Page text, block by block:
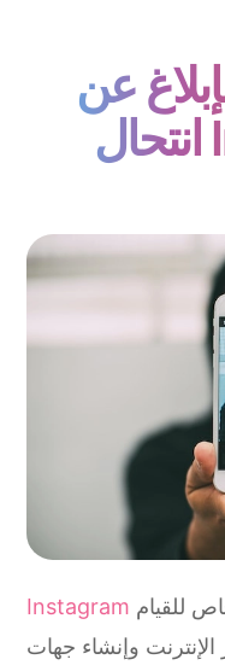
عن
Instagram للقيام
الإنترنت وإنشاء جهات